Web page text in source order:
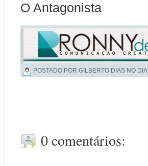
O Antagonista
POSTADO POR GILBERTO DIAS NO DIA
0 comentários: